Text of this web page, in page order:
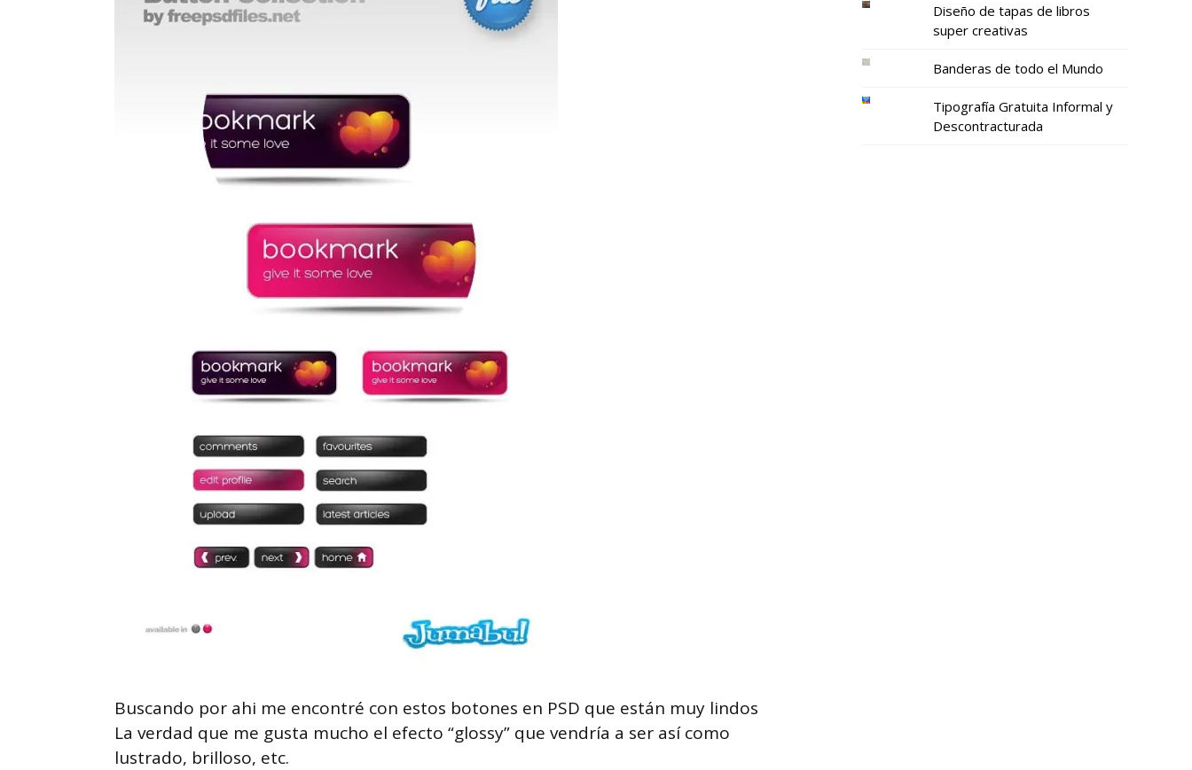
Buscando por ahi me encontré con estos botones en PSD que están muy lindos
La verdad que me gusta mucho el efecto “glossy” que vendría a ser así como
lustrado, brilloso, etc.
Diseño de tapas de libros
super creativas
Banderas de todo el Mundo
Tipografía Gratuita Informal y
Descontracturada